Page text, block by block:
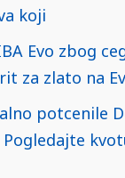
koji
Evo zbog
za zlato na
potcenile